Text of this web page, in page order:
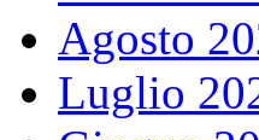
Agosto
Luglio